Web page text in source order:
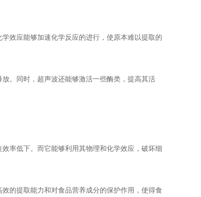
效应能够加速化学反应的进行，使原本难以提取的
。同时，超声波还能够激活一些酶类，提高其活
率低下。而它能够利用其物理和化学效应，破坏细
的提取能力和对食品营养成分的保护作用，使得食